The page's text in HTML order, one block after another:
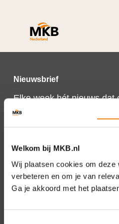
Welkom bij MKB.nl
Wij plaatsen cookies om deze
verbeteren en om je van
Ga je akkoord met het
Nieuwsbrief
Elke week hét nieuws dat
Schrijf je nu in voor de
nieuwsbrief.
Schrijf je in
Direct naar
Over ons